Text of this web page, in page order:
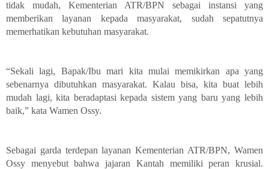
tidak mudah, Kementerian ATR/BPN sebagai instansi yang
memberikan layanan kepada masyarakat, sudah sepatutnya
memerhatikan kebutuhan masyarakat.
“Sekali lagi, Bapak/Ibu mari kita mulai memikirkan apa yang
sebenarnya dibutuhkan masyarakat. Kalau bisa, kita buat lebih
mudah lagi, kita beradaptasi kepada sistem yang baru yang lebih
baik,” kata Wamen Ossy.
Sebagai garda terdepan layanan Kementerian ATR/BPN, Wamen
Ossy menyebut bahwa jajaran Kantah memiliki peran krusial.